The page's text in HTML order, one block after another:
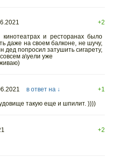
+2
и ресторанах было
даже на своем балконе, не шучу,
попросил затушить сигарету,
а\уели уже
в ответ на ↓
+1
такую еще и шпилит. ))))
+2